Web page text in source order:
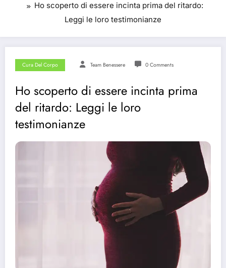
Ho scoperto di essere incinta prima del ritardo:
Leggi le loro testimonianze
Cura Del Corpo Team Benessere 0 Comments
Ho scoperto di essere incinta prima
del ritardo: Leggi le loro
testimonianze